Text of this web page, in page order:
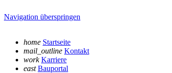
Navigation überspringen
home Startseite
mail_outline Kontakt
work Karriere
east Bauportal